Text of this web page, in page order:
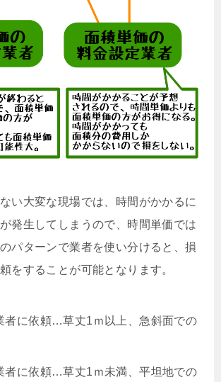
い大変な現場では、時間がかかるに
発生してしまうので、時間単価では
パターンで業者を使い分けると、損
をすることが可能となります。
者に依頼…草丈1ｍ以上、急斜面での
者に依頼…草丈1ｍ未満、平坦地での